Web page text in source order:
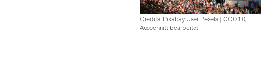
Credits: Pixabay User Pexels | CC0 1.0,
Ausschnitt bearbeitet